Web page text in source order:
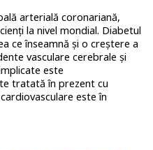
arterială coronariană,
la nivel mondial. Diabetul
ce înseamnă și o creștere a
vasculare cerebrale și
este
tratată în prezent cu
este în